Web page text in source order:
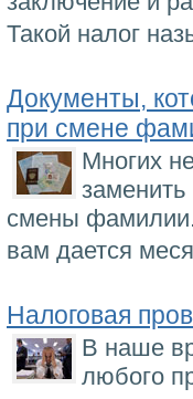
Такой налог
Документы,
при смене
Многих
смены
вам дается
Налоговая
В наше
любого